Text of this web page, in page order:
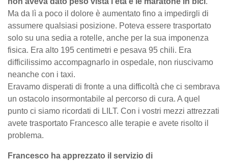
Ma da lì a poco il dolore è aumentato fino a impedirgli di
assumere qualsiasi posizione. Poteva essere trasportato
solo su una sedia a rotelle, anche per la sua imponenza
fisica. Era alto 195 centimetri e pesava 95 chili. Era
difficilissimo accompagnarlo in ospedale, non riuscivamo
neanche con i taxi.
Eravamo disperati di fronte a una difficoltà che ci sembrava
un ostacolo insormontabile al percorso di cura. A quel
punto ci siamo ricordati di LILT. Con i vostri mezzi attrezzati
avete trasportato Francesco alle terapie e avete risolto il
problema.
Francesco ha apprezzato il servizio di